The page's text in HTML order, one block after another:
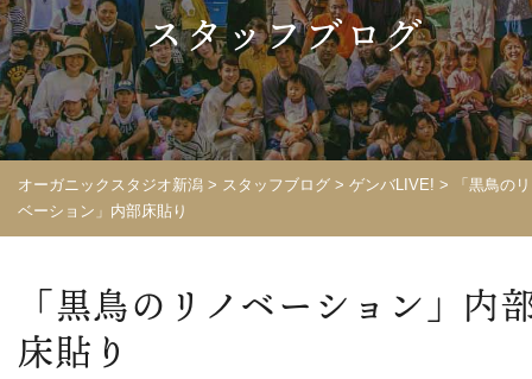
スタッフブログ
オーガニックスタジオ新潟 > スタッフブログ > ゲンバLIVE! >
「黒鳥の
ベーション」内部床貼り
「黒鳥のリノベーション」内
床貼り